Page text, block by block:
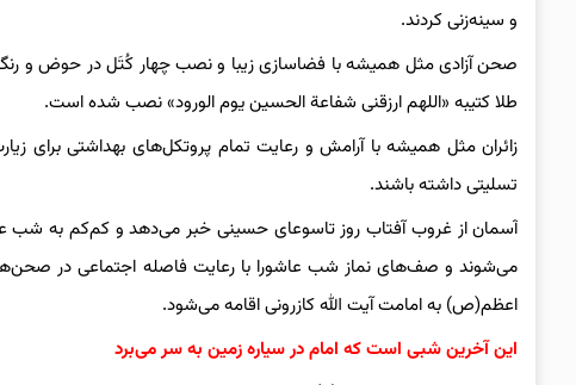
و سینه‌زنی کردند.
صحن آزادی مثل همیشه با فضاسازی زیبا و نصب چهار کُتَل در حوض و
طلا کتیبه‌ «اللهم ارزقنی شفاعة الحسین یوم الورود» نصب شده است.
زائران مثل همیشه با آرامش و رعایت تمام پروتکل‌های بهداشتی
تسلیتی داشته باشند.
آسمان از غروب آفتاب روز تاسوعای حسینی خبر می‌دهد و کم‌کم به شب
می‌شوند و صف‌های نماز شب عاشورا با رعایت فاصله اجتماعی در
اعظم(ص) به امامت آیت الله کازرونی اقامه می‌شود.
این آخرین شبی است که امام در سیاره زمین به سر می‌برد